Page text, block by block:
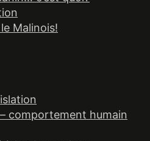
Malinois!
comportement humain